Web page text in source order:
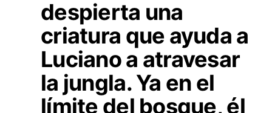
despierta una
criatura que ayuda a
Luciano a atravesar
la jungla. Ya en el
límite del bosque, él